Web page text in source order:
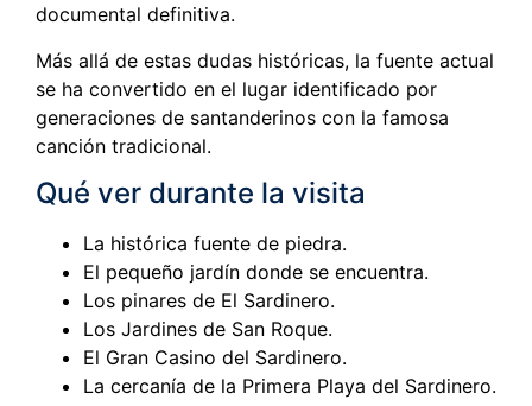
documental definitiva.
Más allá de estas dudas históricas, la fuente actual
se ha convertido en el lugar identificado por
generaciones de santanderinos con la famosa
canción tradicional.
Qué ver durante la visita
La histórica fuente de piedra.
El pequeño jardín donde se encuentra.
Los pinares de El Sardinero.
Los Jardines de San Roque.
El Gran Casino del Sardinero.
La cercanía de la Primera Playa del Sardinero.